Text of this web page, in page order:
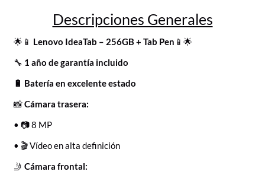
Descripciones Generales
🌟📱 Lenovo IdeaTab – 256GB + Tab Pen 📱🌟
🔧 1 año de garantía incluido
🔋 Batería en excelente estado
📸Cámara trasera:
• 📷 8 MP
• 🎬 Vídeo en alta definición
🤳 Cámara frontal: